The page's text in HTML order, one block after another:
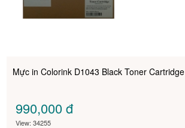
Mực in Colorink D1043 Black Toner Cartridge
990,000đ
View: 34255